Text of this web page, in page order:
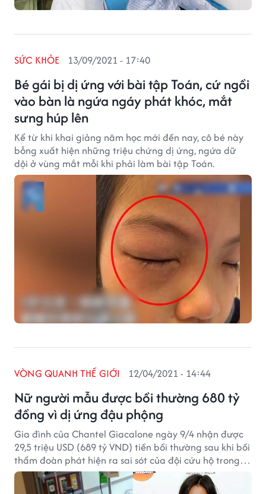
Bé gái bị dị ứng với bài tập Toán, cứ ngồi
vào bàn là ngứa ngáy phát khóc, mắt
sưng húp lên
SỨC KHỎE 13/09/2021 - 17:40
Kể từ khi khai giảng năm học mới đến nay, cô bé này
bỗng xuất hiện những triệu chứng dị ứng, ngứa dữ
dội ở vùng mắt mỗi khi phải làm bài tập Toán.
Nữ người mẫu được bồi thường 680 tỷ
đồng vì dị ứng đậu phộng
VÒNG QUANH THẾ GIỚI 12/04/2021 - 14:44
Gia đình của Chantel Giacalone ngày 9/4 nhận được
29,5 triệu USD (689 tỷ VND) tiền bồi thường sau khi bồi
thẩm đoàn phát hiện ra sai sót của đội cứu hộ trong
quá trình điều trị cho Giacalone sau cơn dị ứng đậu
phộng nghiêm trọng.